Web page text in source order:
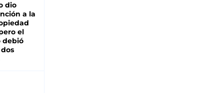
dio
a la
el
debió